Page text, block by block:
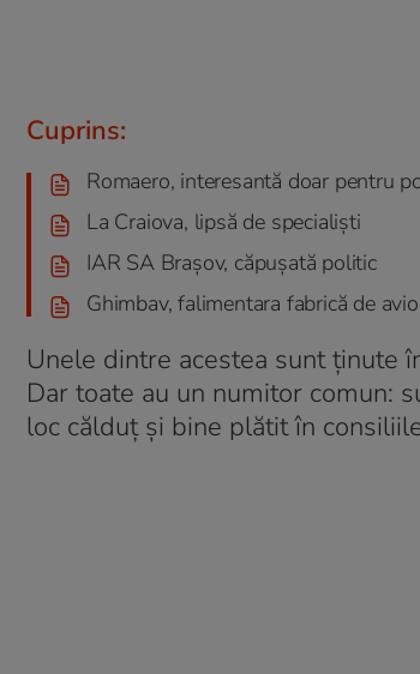
Cuprins:
Romaero, interesantă doar pentru
La Craiova, lipsă de specialiști
IAR SA Brașov, căpușată politic
Ghimbav, falimentara fabrică de
Unele dintre acestea sunt ținute
Dar toate au un numitor comun:
loc călduț și bine plătit în